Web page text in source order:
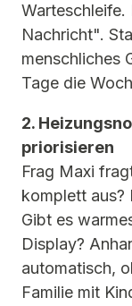
Warteschleife.
Nachricht".
menschliches
Tage die
2.
priorisieren
Frag Maxi
komplett aus?
Gibt es
Display?
automatisch,
Familie mit